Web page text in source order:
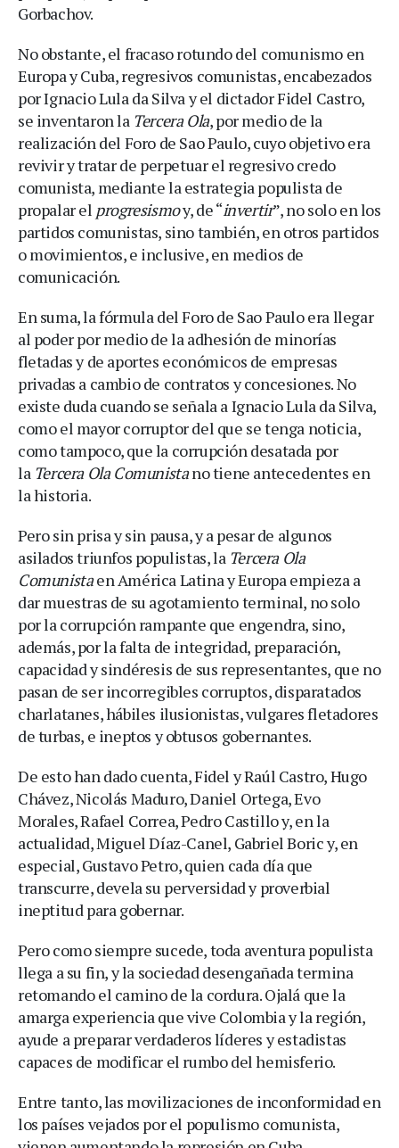
Gorbachov.
No obstante, el fracaso rotundo del comunismo en
Europa y Cuba, regresivos comunistas, encabezados
por Ignacio Lula da Silva y el dictador Fidel Castro,
se inventaron la Tercera Ola, por medio de la
realización del Foro de Sao Paulo, cuyo objetivo era
revivir y tratar de perpetuar el regresivo credo
comunista, mediante la estrategia populista de
propalar el progresismoy, de “invertir”, no solo en los
partidos comunistas, sino también, en otros partidos
o movimientos, e inclusive, en medios de
comunicación.
En suma, la fórmula del Foro de Sao Paulo era llegar
al poder por medio de la adhesión de minorías
fletadas y de aportes económicos de empresas
privadas a cambio de contratos y concesiones. No
existe duda cuando se señala a Ignacio Lula da Silva,
como el mayor corruptor del que se tenga noticia,
como tampoco, que la corrupción desatada por
la Tercera Ola Comunistano tiene antecedentes en
la historia.
Pero sin prisa y sin pausa, y a pesar de algunos
asilados triunfos populistas, la Tercera Ola
Comunistaen América Latina y Europa empieza a
dar muestras de su agotamiento terminal, no solo
por la corrupción rampante que engendra, sino,
además, por la falta de integridad, preparación,
capacidad y sindéresis de sus representantes, que no
pasan de ser incorregibles corruptos, disparatados
charlatanes, hábiles ilusionistas, vulgares fletadores
de turbas, e ineptos y obtusos gobernantes.
De esto han dado cuenta, Fidel y Raúl Castro, Hugo
Chávez, Nicolás Maduro, Daniel Ortega, Evo
Morales, Rafael Correa, Pedro Castillo y, en la
actualidad, Miguel Díaz-Canel, Gabriel Boric y, en
especial, Gustavo Petro, quien cada día que
transcurre, devela su perversidad y proverbial
ineptitud para gobernar.
Pero como siempre sucede, toda aventura populista
llega a su fin, y la sociedad desengañada termina
retomando el camino de la cordura. Ojalá que la
amarga experiencia que vive Colombia y la región,
ayude a preparar verdaderos líderes y estadistas
capaces de modificar el rumbo del hemisferio.
Entre tanto, las movilizaciones de inconformidad en
los países vejados por el populismo comunista,